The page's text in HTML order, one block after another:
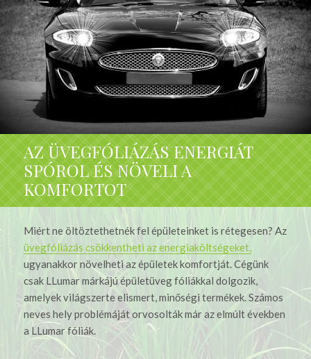
AZ ÜVEGFÓLIÁZÁS ENERGIÁT
SPÓROL ÉS NÖVELI A
KOMFORTOT
Miért ne öltöztethetnék fel épületeinket is rétegesen? Az
üvegfóliázás csökkentheti az energiaköltségeket,
ugyanakkor növelheti az épületek komfortját. Cégünk
csak LLumar márkájú épületüveg fóliákkal dolgozik,
amelyek világszerte elismert, minőségi termékek. Számos
neves hely problémáját orvosolták már az elmúlt években
a LLumar fóliák.